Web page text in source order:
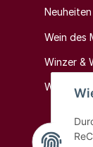
Neuheiten
Wein des
Winzer &